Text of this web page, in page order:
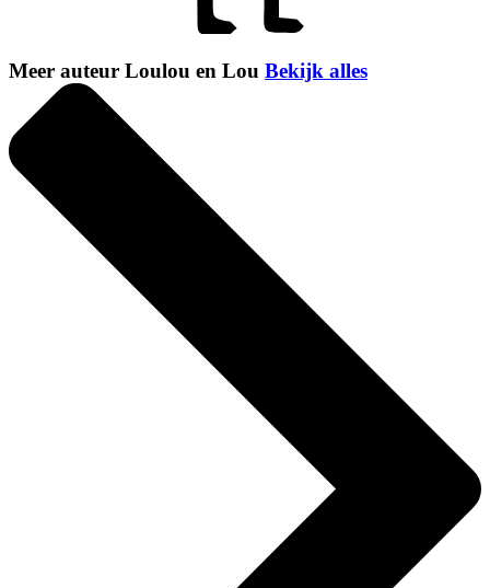
Meer auteur Loulou en Lou Bekijk alles